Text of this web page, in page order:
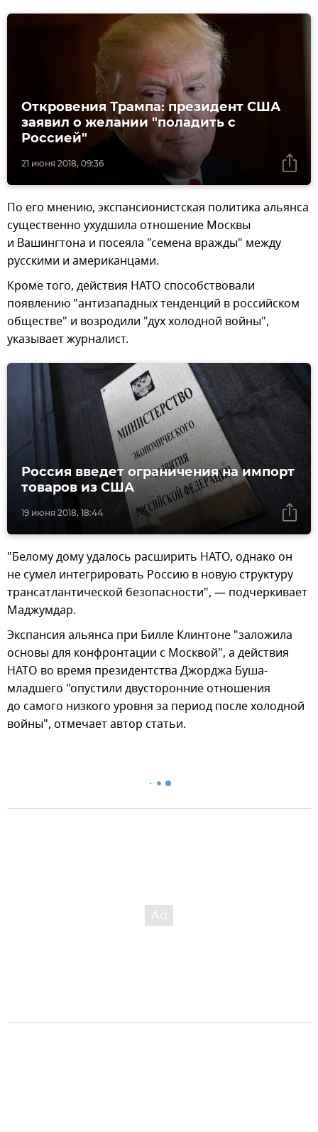
21 июня 2018, 09:36
Откровения Трампа: президент США
заявил о желании "поладить с
Россией"
По его мнению, экспансионистская политика альянса
существенно ухудшила отношение Москвы
и Вашингтона и посеяла "семена вражды" между
русскими и американцами.
Кроме того, действия НАТО способствовали
появлению "антизападных тенденций в российском
обществе" и возродили "дух холодной войны",
указывает журналист.
19 июня 2018, 18:44
Россия введет ограничения на импорт
товаров из США
"Белому дому удалось расширить НАТО, однако он
не сумел интегрировать Россию в новую структуру
трансатлантической безопасности", — подчеркивает
Маджумдар.
Экспансия альянса при Билле Клинтоне "заложила
основы для конфронтации с Москвой", а действия
НАТО во время президентства Джорджа Буша-
младшего "опустили двусторонние отношения
до самого низкого уровня за период после холодной
войны", отмечает автор статьи.